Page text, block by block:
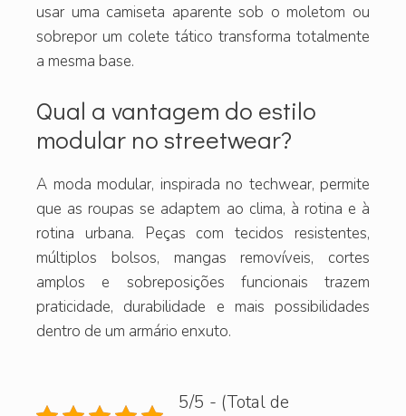
usar uma camiseta aparente sob o moletom ou
sobrepor um colete tático transforma totalmente
a mesma base.
Qual a vantagem do estilo
modular no streetwear?
A moda modular, inspirada no techwear, permite
que as roupas se adaptem ao clima, à rotina e à
rotina urbana. Peças com tecidos resistentes,
múltiplos bolsos, mangas removíveis, cortes
amplos e sobreposições funcionais trazem
praticidade, durabilidade e mais possibilidades
dentro de um armário enxuto.
5/5 - (Total de